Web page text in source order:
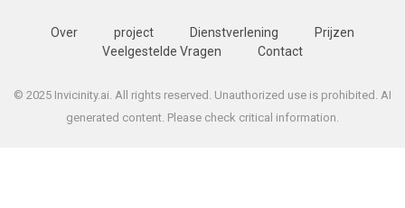
Over project Dienstverlening
Prijzen
Veelgestelde Vragen
Contact
© 2025 Invicinity.ai. All rights reserved. Unauthorized use is prohibited. AI
generated content. Please check critical information.